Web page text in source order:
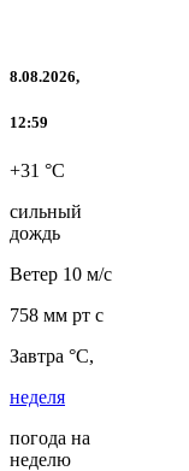
8.08.2026,
12:59
+31 °C
сильный
дождь
Ветер 10 м/с
758 мм рт с
Завтра °C,
неделя
погода на
неделю